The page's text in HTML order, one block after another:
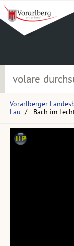
Vorarlberger
Lau
Bach im